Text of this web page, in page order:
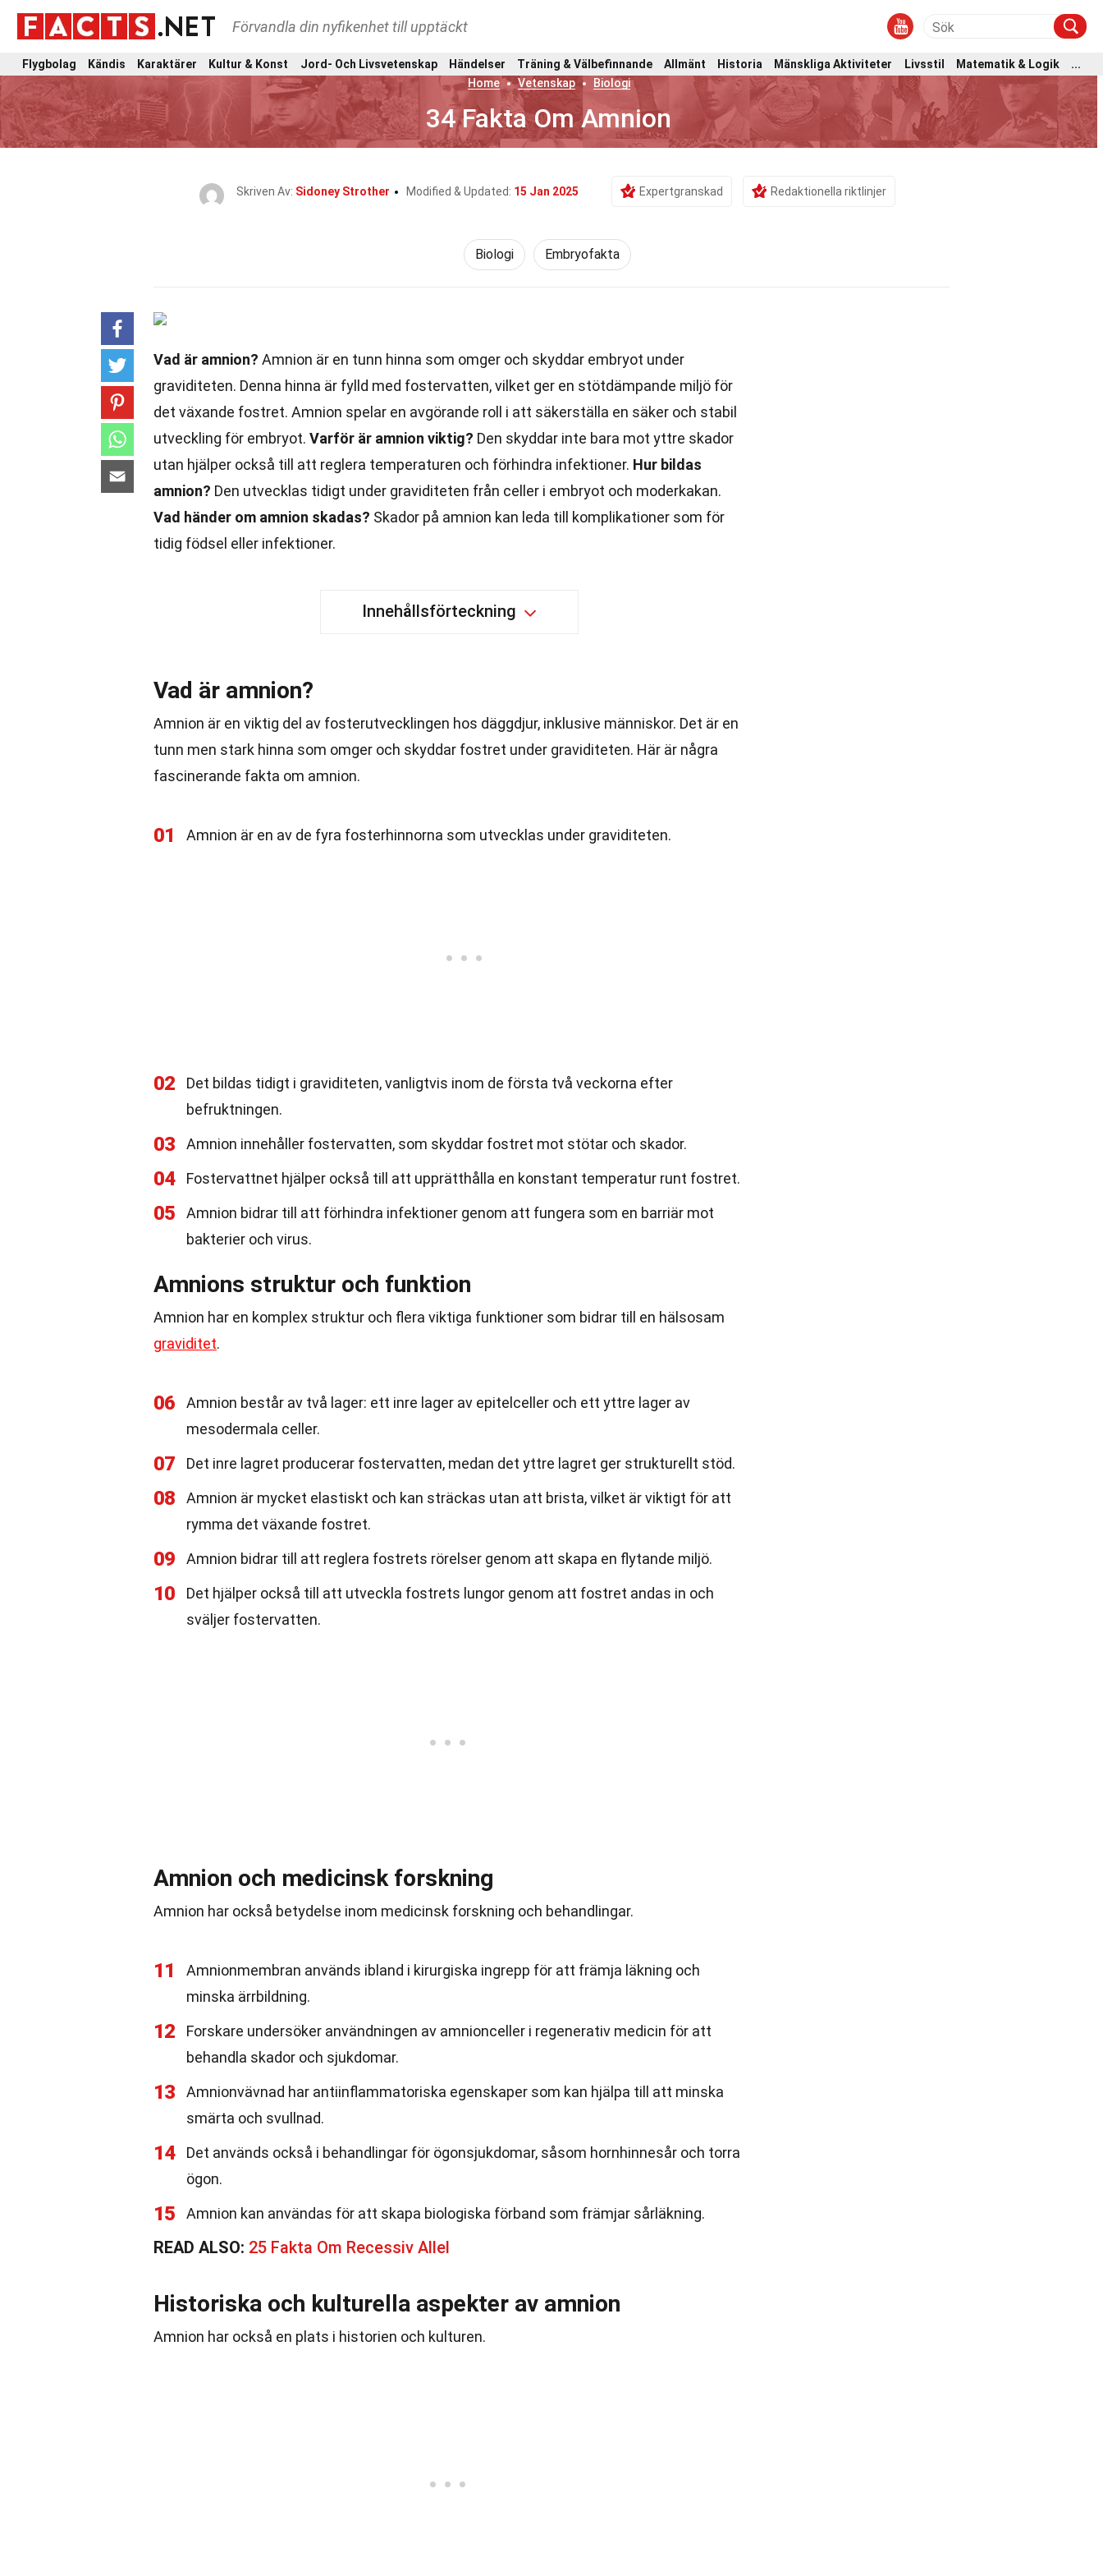
Förvandla din nyfikenhet till upptäckt
Flygbolag Kändis Karaktärer Kultur & Konst Jord- Och Livsvetenskap Händelser Träning & Välbefinnande Allmänt Historia Mänskliga Aktiviteter Livsstil Matematik & Logik
...
Home
Vetenskap Biologi
34 Fakta Om Amnion
Skriven Av: Sidoney Strother Modified & Updated: 15 Jan 2025 Expertgranskad Redaktionella riktlinjer
Biologi Embryofakta
Vad är amnion? Amnion är en tunn hinna som omger och skyddar embryot under
graviditeten. Denna hinna är fylld med fostervatten, vilket ger en stötdämpande miljö för
det växande fostret. Amnion spelar en avgörande roll i att säkerställa en säker och stabil
utveckling för embryot. Varför är amnion viktig? Den skyddar inte bara mot yttre skador
utan hjälper också till att reglera temperaturen och förhindra infektioner. Hur bildas
amnion? Den utvecklas tidigt under graviditeten från celler i embryot och moderkakan.
Vad händer om amnion skadas? Skador på amnion kan leda till komplikationer som för
tidig födsel eller infektioner.
Innehållsförteckning
Vad är amnion?
Amnion är en viktig del av fosterutvecklingen hos däggdjur, inklusive människor. Det är en
tunn men stark hinna som omger och skyddar fostret under graviditeten. Här är några
fascinerande fakta om amnion.
01 Amnion är en av de fyra fosterhinnorna som utvecklas under graviditeten.
02
Det bildas tidigt i graviditeten, vanligtvis inom de första två veckorna efter
befruktningen.
03 Amnion innehåller fostervatten, som skyddar fostret mot stötar och skador.
04 Fostervattnet hjälper också till att upprätthålla en konstant temperatur runt fostret.
05
Amnion bidrar till att förhindra infektioner genom att fungera som en barriär mot
bakterier och virus.
Amnions struktur och funktion
Amnion har en komplex struktur och flera viktiga funktioner som bidrar till en hälsosam
graviditet.
06
Amnion består av två lager: ett inre lager av epitelceller och ett yttre lager av
mesodermala celler.
07 Det inre lagret producerar fostervatten, medan det yttre lagret ger strukturellt stöd.
08
Amnion är mycket elastiskt och kan sträckas utan att brista, vilket är viktigt för att
rymma det växande fostret.
09 Amnion bidrar till att reglera fostrets rörelser genom att skapa en flytande miljö.
10
Det hjälper också till att utveckla fostrets lungor genom att fostret andas in och
sväljer fostervatten.
Amnion och medicinsk forskning
Amnion har också betydelse inom medicinsk forskning och behandlingar.
11
Amnionmembran används ibland i kirurgiska ingrepp för att främja läkning och
minska ärrbildning.
12
Forskare undersöker användningen av amnionceller i regenerativ medicin för att
behandla skador och sjukdomar.
13
Amnionvävnad har antiinflammatoriska egenskaper som kan hjälpa till att minska
smärta och svullnad.
14
Det används också i behandlingar för ögonsjukdomar, såsom hornhinnesår och torra
ögon.
15 Amnion kan användas för att skapa biologiska förband som främjar sårläkning.
READ ALSO: 25 Fakta Om Recessiv Allel
Historiska och kulturella aspekter av amnion
Amnion har också en plats i historien och kulturen.